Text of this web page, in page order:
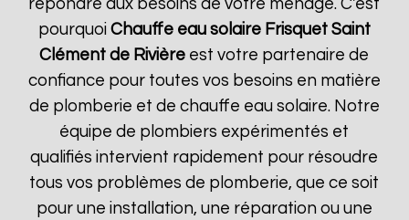
répondre aux besoins de votre ménage. C'est
pourquoi Chauffe eau solaire Frisquet Saint
Clément de Rivière est votre partenaire de
confiance pour toutes vos besoins en matière
de plomberie et de chauffe eau solaire. Notre
équipe de plombiers expérimentés et
qualifiés intervient rapidement pour résoudre
tous vos problèmes de plomberie, que ce soit
pour une installation, une réparation ou une